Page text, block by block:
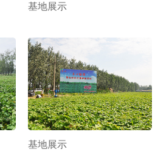
基地展示
基地展示